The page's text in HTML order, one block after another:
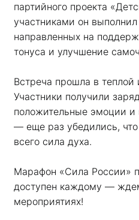
партийного проекта
участниками он
направленных на
тонуса и улучшение
Встреча прошла в
Участники получили
положительные эмоции и
— еще раз убедились,
всего сила духа.
Марафон «Сила России»
доступен каждому —
мероприятиях!